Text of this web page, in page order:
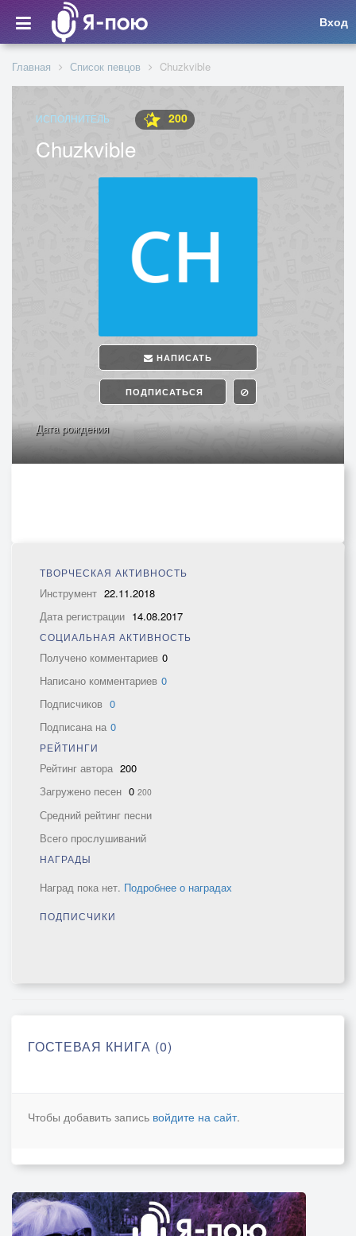
Вход
Главная Список певцов Chuzkvible
ИСПОЛНИТЕЛЬ 200
Chuzkvible
НАПИСАТЬ
ПОДПИСАТЬСЯ
Дата рождения
ТВОРЧЕСКАЯ АКТИВНОСТЬ
Инструмент 22.11.2018
Дата регистрации 14.08.2017
СОЦИАЛЬНАЯ АКТИВНОСТЬ
Получено комментариев 0
Написано комментариев 0
Подписчиков 0
Подписана на 0
РЕЙТИНГИ
Рейтинг автора 200
Загружено песен 0 200
Средний рейтинг песни
Всего прослушиваний
НАГРАДЫ
Наград пока нет. Подробнее о наградах
ПОДПИСЧИКИ
ГОСТЕВАЯ КНИГА (0)
Чтобы добавить запись войдите на сайт.